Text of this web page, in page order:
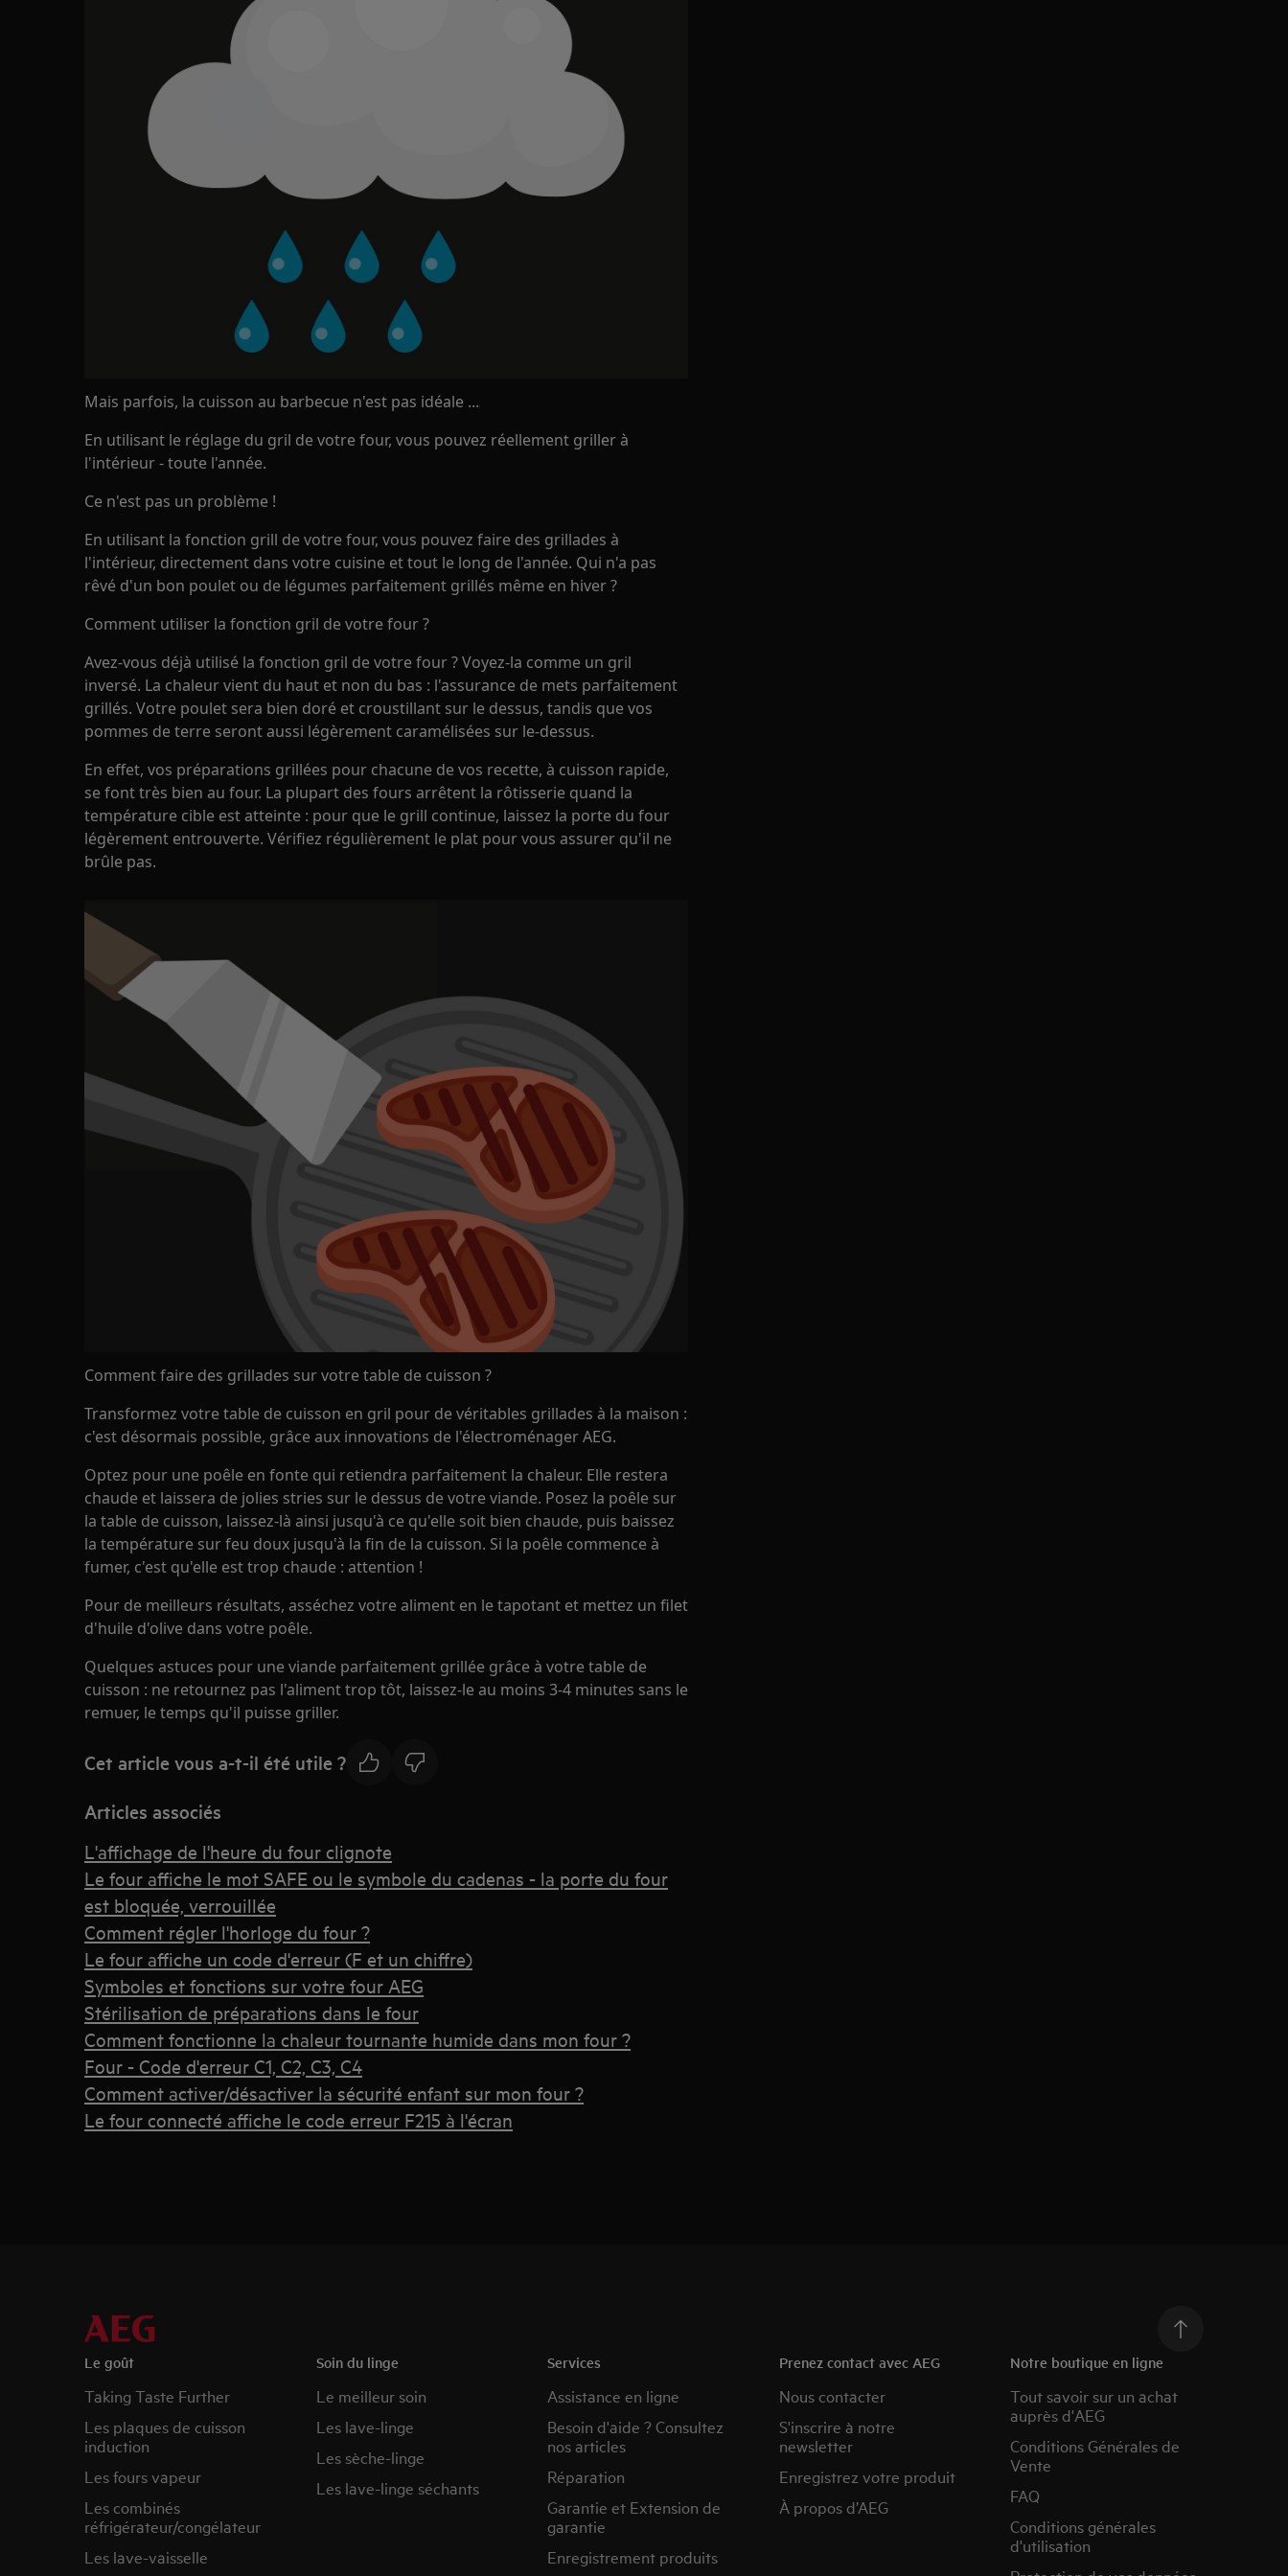
Mais parfois, la cuisson au barbecue n'est pas idéale ...
En utilisant le réglage du gril de votre four, vous pouvez réellement griller à
l'intérieur - toute l'année.
Ce n'est pas un problème !
En utilisant la fonction grill de votre four, vous pouvez faire des grillades à
l'intérieur, directement dans votre cuisine et tout le long de l'année. Qui n'a pas
rêvé d'un bon poulet ou de légumes parfaitement grillés même en hiver ?
Comment utiliser la fonction gril de votre four ?
Avez-vous déjà utilisé la fonction gril de votre four ? Voyez-la comme un gril
inversé. La chaleur vient du haut et non du bas : l'assurance de mets parfaitement
grillés. Votre poulet sera bien doré et croustillant sur le dessus, tandis que vos
pommes de terre seront aussi légèrement caramélisées sur le-dessus.
En effet, vos préparations grillées pour chacune de vos recette, à cuisson rapide,
se font très bien au four. La plupart des fours arrêtent la rôtisserie quand la
température cible est atteinte : pour que le grill continue, laissez la porte du four
légèrement entrouverte. Vérifiez régulièrement le plat pour vous assurer qu'il ne
brûle pas.
Comment faire des grillades sur votre table de cuisson ?
Transformez votre table de cuisson en gril pour de véritables grillades à la maison :
c'est désormais possible, grâce aux innovations de l'électroménager AEG.
Optez pour une poêle en fonte qui retiendra parfaitement la chaleur. Elle restera
chaude et laissera de jolies stries sur le dessus de votre viande. Posez la poêle sur
la table de cuisson, laissez-là ainsi jusqu'à ce qu'elle soit bien chaude, puis baissez
la température sur feu doux jusqu'à la fin de la cuisson. Si la poêle commence à
fumer, c'est qu'elle est trop chaude : attention !
Pour de meilleurs résultats, asséchez votre aliment en le tapotant et mettez un filet
d'huile d'olive dans votre poêle.
Quelques astuces pour une viande parfaitement grillée grâce à votre table de
cuisson : ne retournez pas l'aliment trop tôt, laissez-le au moins 3-4 minutes sans le
remuer, le temps qu'il puisse griller.
Cet article vous a-t-il été utile ?
Articles associés
L'affichage de l'heure du four clignote
Le four affiche le mot SAFE ou le symbole du cadenas - la porte du four
est bloquée, verrouillée
Comment régler l'horloge du four ?
Le four affiche un code d'erreur (F et un chiffre)
Symboles et fonctions sur votre four AEG
Stérilisation de préparations dans le four
Comment fonctionne la chaleur tournante humide dans mon four ?
Four - Code d'erreur C1, C2, C3, C4
Comment activer/désactiver la sécurité enfant sur mon four ?
Le four connecté affiche le code erreur F215 à l'écran
Le goût
Taking Taste Further
Les plaques de cuisson
induction
Les fours vapeur
Les combinés
réfrigérateur/congélateur
Les lave-vaisselle
Soin du linge
Le meilleur soin
Les lave-linge
Les sèche-linge
Les lave-linge séchants
Services
Assistance en ligne
Besoin d'aide ? Consultez
nos articles
Réparation
Garantie et Extension de
garantie
Enregistrement produits
Prenez contact avec AEG
Nous contacter
S'inscrire à notre
newsletter
Enregistrez votre produit
À propos d’AEG
Notre boutique en ligne
Tout savoir sur un achat
auprès d'AEG
Conditions Générales de
Vente
FAQ
Conditions générales
d'utilisation